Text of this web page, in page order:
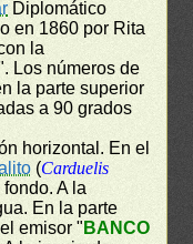
Diplomático
en 1860 por Rita
la
Los números de
la parte superior
a 90 grados
horizontal. En el
(Carduelis
A la
En la parte
emisor " BANCO